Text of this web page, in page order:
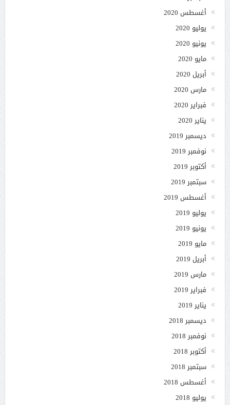
أغسطس 2020
يوليو 2020
يونيو 2020
مايو 2020
أبريل 2020
مارس 2020
فبراير 2020
يناير 2020
ديسمبر 2019
نوفمبر 2019
أكتوبر 2019
سبتمبر 2019
أغسطس 2019
يوليو 2019
يونيو 2019
مايو 2019
أبريل 2019
مارس 2019
فبراير 2019
يناير 2019
ديسمبر 2018
نوفمبر 2018
أكتوبر 2018
سبتمبر 2018
أغسطس 2018
يوليو 2018